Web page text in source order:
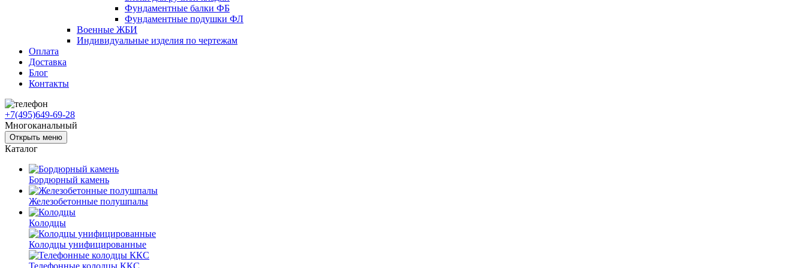
Фундаментные балки ФБ
Фундаментные подушки ФЛ
Военные ЖБИ
Индивидуальные изделия по чертежам
Оплата
Доставка
Блог
Контакты
+7(495)649-69-28
Многоканальный
Открыть меню
Каталог
Бордюрный камень
Железобетонные полушпалы
Колодцы
Колодцы унифицированные